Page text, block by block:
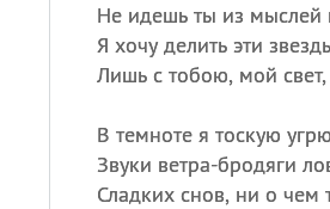
Не идешь ты из мыслей
Я хочу делить эти
Лишь с тобою, мой
В темноте я тоскую
Звуки ветра-бродяги
Сладких снов, ни о чем